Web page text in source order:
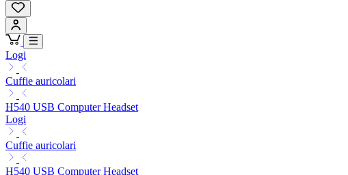
Logi
Cuffie auricolari
H540 USB Computer Headset
Logi
Cuffie auricolari
H540 USB Computer Headset